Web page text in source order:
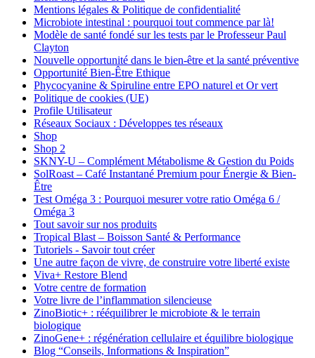
Mentions légales & Politique de confidentialité
Microbiote intestinal : pourquoi tout commence par là!
Modèle de santé fondé sur les tests par le Professeur Paul
Clayton
Nouvelle opportunité dans le bien-être et la santé préventive
Opportunité Bien-Être Ethique
Phycocyanine & Spiruline entre EPO naturel et Or vert
Politique de cookies (UE)
Profile Utilisateur
Réseaux Sociaux : Développes tes réseaux
Shop
Shop 2
SKNY-U – Complément Métabolisme & Gestion du Poids
SolRoast – Café Instantané Premium pour Énergie & Bien-
Être
Test Oméga 3 : Pourquoi mesurer votre ratio Oméga 6 /
Oméga 3
Tout savoir sur nos produits
Tropical Blast – Boisson Santé & Performance
Tutoriels - Savoir tout créer
Une autre façon de vivre, de construire votre liberté existe
Viva+ Restore Blend
Votre centre de formation
Votre livre de l’inflammation silencieuse
ZinoBiotic+ : rééquilibrer le microbiote & le terrain
biologique
ZinoGene+ : régénération cellulaire et équilibre biologique
Blog “Conseils, Informations & Inspiration”